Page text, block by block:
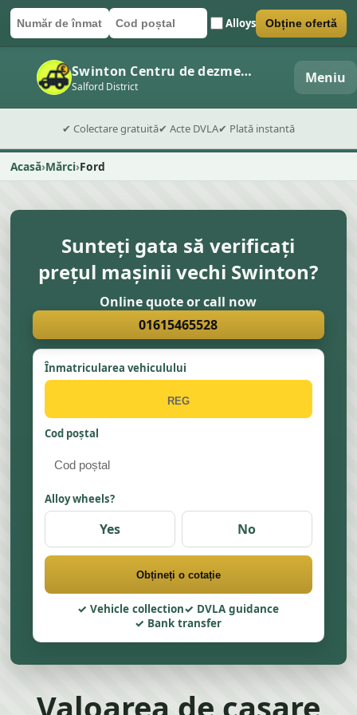
Număr de înmatriculare
Cod poștal Alloys
Trimite formularul Obține ofertă
Swinton Centru de dezmembrări auto
Salford District Meniu
✔ Colectare gratuită✔ Acte DVLA✔ Plată instantă
Acasă Mărci Ford
Sunteți gata să verificați
prețul mașinii vechi Swinton?
Online quote or call now
01615465528
Înmatricularea vehiculului
Cod poștal
Alloy wheels?
Yes No
Obțineți o cotație
Vehicle collection
DVLA guidance
Bank transfer
Valoarea de casare